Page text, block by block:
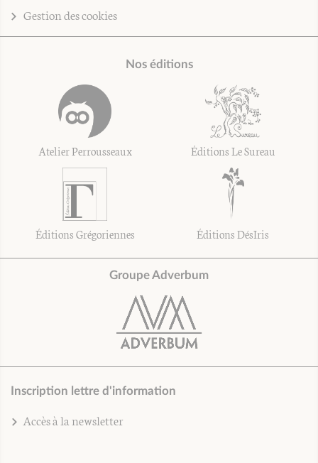
Gestion des cookies
Nos éditions
Atelier Perrousseaux Éditions Le Sureau
Éditions Grégoriennes Éditions DésIris
Groupe Adverbum
Inscription lettre d'information
Accès à la newsletter